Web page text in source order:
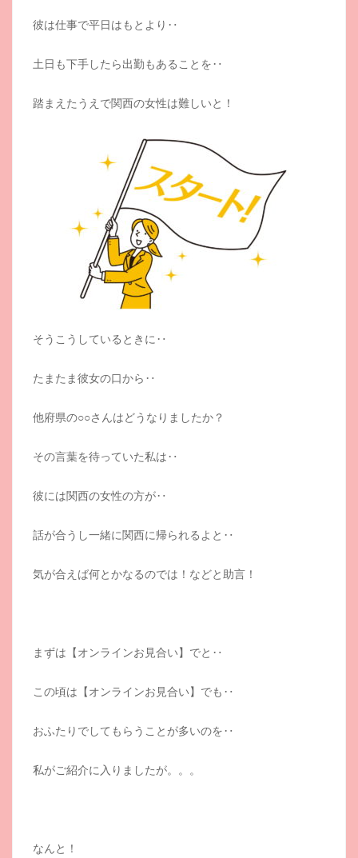
彼は仕事で平日はもとより‥
土日も下手したら出勤もあることを‥
踏まえたうえで関西の女性は難しいと！
そうこうしているときに‥
たまたま彼女の口から‥
他府県の○○さんはどうなりましたか？
その言葉を待っていた私は‥
彼には関西の女性の方が‥
話が合うし一緒に関西に帰られるよと‥
気が合えば何とかなるのでは！などと助言！
まずは【オンラインお見合い】でと‥
この頃は【オンラインお見合い】でも‥
おふたりでしてもらうことが多いのを‥
私がご紹介に入りましたが。。。
なんと！